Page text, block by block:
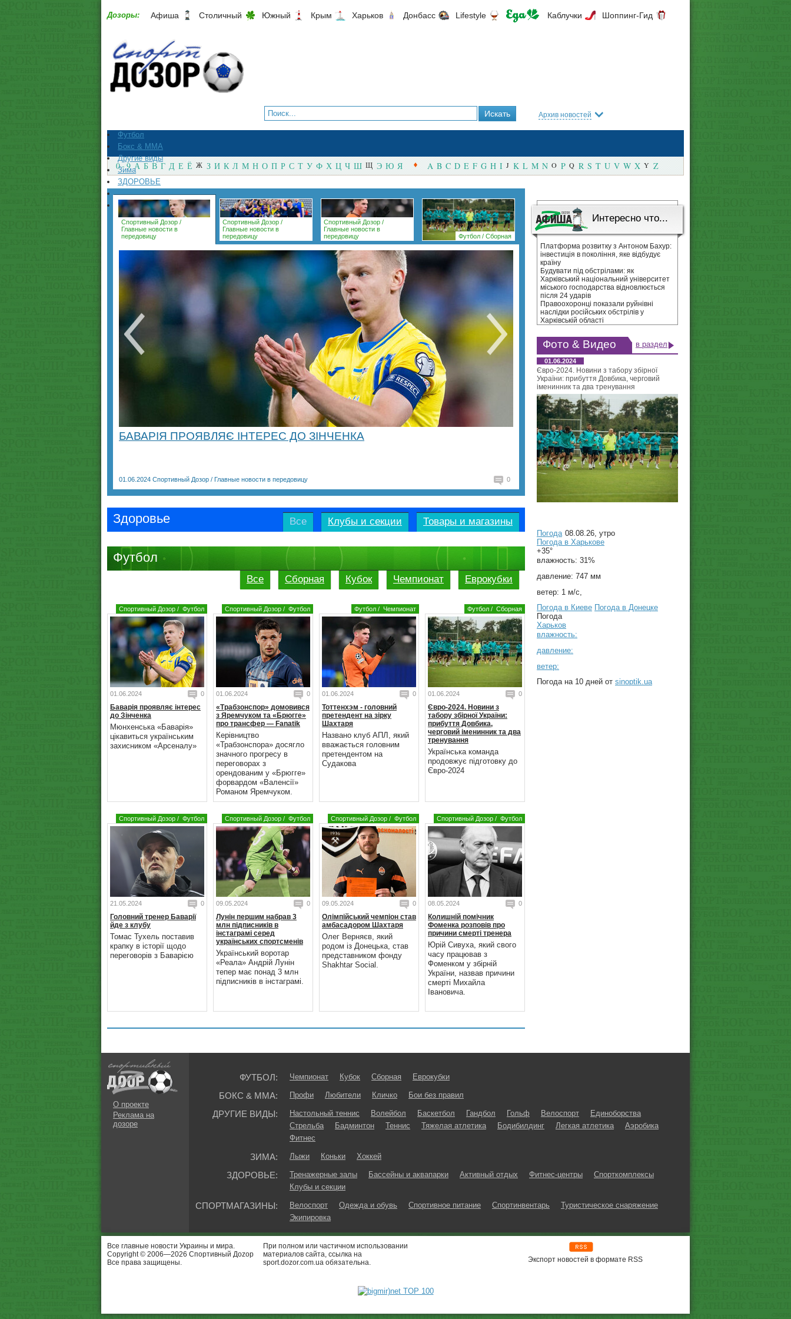
Дозоры: Афиша Столичный Южный Крым Харьков Донбасс Lifestyle Каблучки Шоппинг-Гид
Архив новостей
Футбол
Бокс & ММА
Другие виды
Зима
ЗДОРОВЬЕ
СпортМагазины
Архив
0 - 9 А Б В Г Д Е Ё Ж З И К Л М Н О П Р С Т У Ф Х Ц Ч Ш Щ Э Ю Я A B C D E F G H I J K L M N O P Q R S T U V W X Y Z
Спортивный Дозор /
Главные новости в
передовицу
Спортивный Дозор /
Главные новости в
передовицу
Спортивный Дозор /
Главные новости в
передовицу
Футбол / Сборная
БАВАРІЯ ПРОЯВЛЯЄ ІНТЕРЕС ДО ЗІНЧЕНКА
01.06.2024 Спортивный Дозор / Главные новости в передовицу 0
Здоровье Все Клубы и секции Товары и магазины
Футбол
Все Сборная Кубок Чемпионат Еврокубки
Спортивный Дозор / Футбол
01.06.2024 0
Баварія проявляє інтерес
до Зінченка
Мюнхенська «Баварія»
цікавиться українським
захисником «Арсеналу»
Спортивный Дозор / Футбол
01.06.2024 0
«Трабзонспор» домовився
з Яремчуком та «Брюгге»
про трансфер — Fanatik
Керівництво
«Трабзонспора» досягло
значного прогресу в
переговорах з
орендованим у «Брюгге»
форвардом «Валенсії»
Романом Яремчуком.
Футбол / Чемпионат
01.06.2024 0
Тоттенхэм - головний
претендент на зірку
Шахтаря
Названо клуб АПЛ, який
вважається головним
претендентом на
Судакова
Футбол / Сборная
01.06.2024 0
Євро-2024. Новини з
табору збірної України:
прибуття Довбика,
черговий іменинник та два
тренування
Українська команда
продовжує підготовку до
Євро-2024
Спортивный Дозор / Футбол
21.05.2024 0
Головний тренер Баварії
йде з клубу
Томас Тухель поставив
крапку в історії щодо
переговорів з Баварією
Спортивный Дозор / Футбол
09.05.2024 0
Лунін першим набрав 3
млн підписників в
інстаграмі серед
українських спортсменів
Український воротар
«Реала» Андрій Лунін
тепер має понад 3 млн
підписників в інстаграмі.
Спортивный Дозор / Футбол
09.05.2024 0
Олімпійський чемпіон став
амбасадором Шахтаря
Олег Верняєв, який
родом із Донецька, став
представником фонду
Shakhtar Social.
Спортивный Дозор / Футбол
08.05.2024 0
Колишній помічник
Фоменка розповів про
причини смерті тренера
Юрій Сивуха, який свого
часу працював з
Фоменком у збірній
України, назвав причини
смерті Михайла
Івановича.
Интересно что...
Платформа розвитку з Антоном Бахур:
інвестиція в покоління, яке відбудує
країну
Будувати під обстрілами: як
Харківський національний університет
міського господарства відновлюється
після 24 ударів
Правоохоронці показали руйнівні
наслідки російських обстрілів у
Харківській області
Фото & Видео в раздел
01.06.2024
Євро-2024. Новини з табору збірної
України: прибуття Довбика, черговий
іменинник та два тренування
Погода 08.08.26, утро
Погода в Харькове
+35°
влажность: 31%
давление: 747 мм
ветер: 1 м/с,
Погода в Киеве Погода в Донецке
Погода
Харьков
влажность:
давление:
ветер:
Погода на 10 дней от sinoptik.ua
О проекте
Реклама на
дозоре
ФУТБОЛ: Чемпионат Кубок Сборная Еврокубки
БОКС & ММА: Профи Любители Кличко Бои без правил
ДРУГИЕ ВИДЫ: Настольный теннис Волейбол Баскетбол Гандбол Гольф Велоспорт
Единоборства
Стрельба
Бадминтон Теннис Тяжелая атлетика Бодибилдинг Легкая атлетика
Аэробика
Фитнес
ЗИМА: Лыжи Коньки Хоккей
ЗДОРОВЬЕ: Тренажерные залы Бассейны и аквапарки Активный отдых Фитнес-центры
Спорткомплексы
Клубы и секции
СПОРТМАГАЗИНЫ: Велоспорт Одежда и обувь Спортивное питание Спортинвентарь
Туристическое снаряжение
Экипировка
Все главные новости Украины и мира.
Copyright © 2006—2026 Спортивный Доzор
Все права защищены.
При полном или частичном использовании
материалов сайта, ссылка на
sport.dozor.com.ua обязательна.
Экспорт новостей в формате RSS